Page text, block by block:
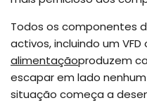
Todos os componentes
activos, incluindo um VFD
alimentaçãoproduzem
escapar em lado
situação começa a